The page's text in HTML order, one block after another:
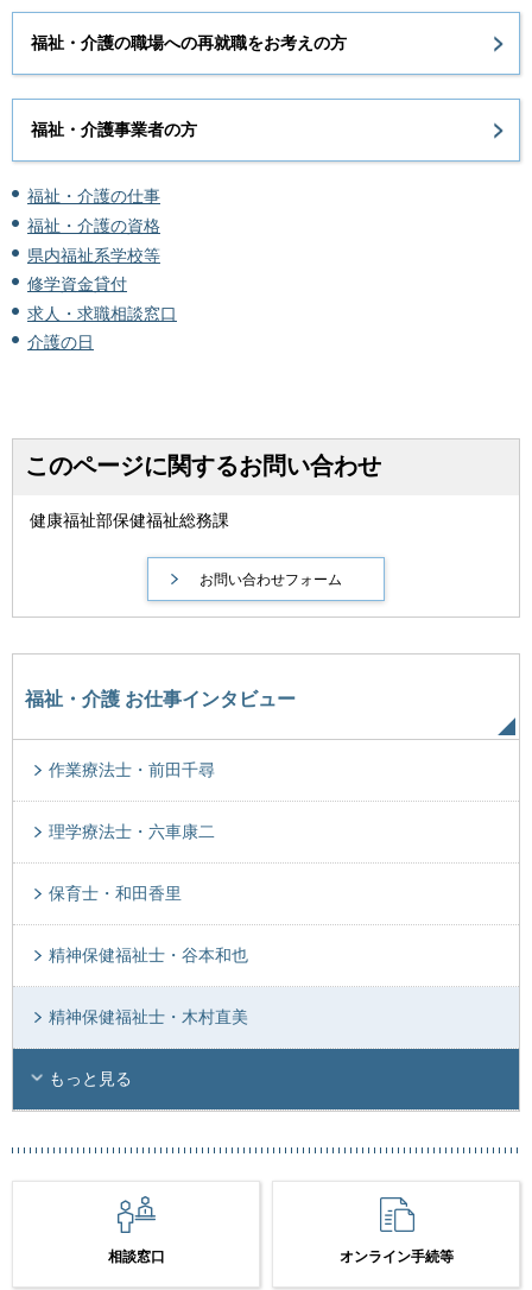
福祉・介護の職場への再就職をお考えの方
福祉・介護事業者の方
福祉・介護の仕事
福祉・介護の資格
県内福祉系学校等
修学資金貸付
求人・求職相談窓口
介護の日
このページに関するお問い合わせ
健康福祉部保健福祉総務課
福祉・介護 お仕事インタビュー
作業療法士・前田千尋
理学療法士・六車康二
保育士・和田香里
精神保健福祉士・谷本和也
精神保健福祉士・木村直美
もっと見る
相談窓口 オンライン手続等